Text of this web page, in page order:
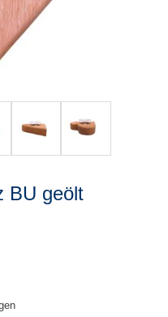
BU geölt